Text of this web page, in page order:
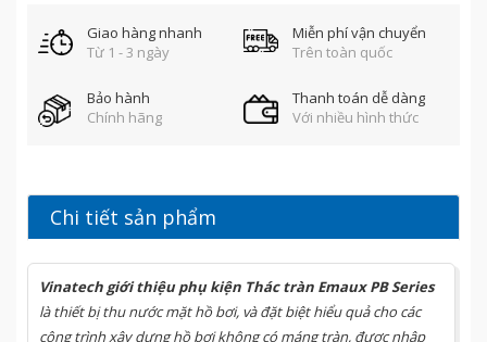
Giao hàng nhanh
Từ 1 - 3 ngày
Miễn phí vận chuyển
Trên toàn quốc
Bảo hành
Chính hãng
Thanh toán dễ dàng
Với nhiều hình thức
Chi tiết sản phẩm
Vinatech giới thiệuphụ kiện Thác tràn Emaux PB Series
làthiết bị thu nước mặt hồ bơi, và đặt biệt hiểu quả cho các
công trình xây dựng hồ bơi không có máng tràn, được nhập